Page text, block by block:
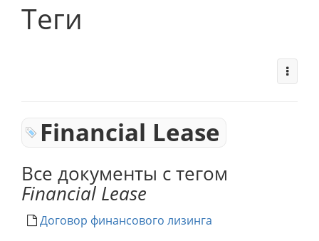
Теги
Financial Lease
Все документы с тегом
Financial Lease
Договор финансового лизинга